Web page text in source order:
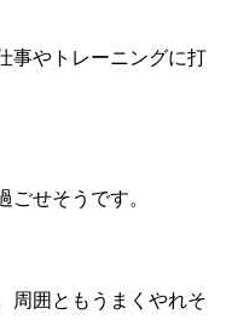
事やトレーニングに打
せそうです。
周囲ともうまくやれそ